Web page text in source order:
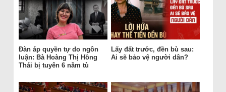
Đàn áp quyền tự do ngôn
luận: Bà Hoàng Thị Hồng
Thái bị tuyên 6 năm tù
Lấy đất trước, đền bù sau:
Ai sẽ bảo vệ người dân?